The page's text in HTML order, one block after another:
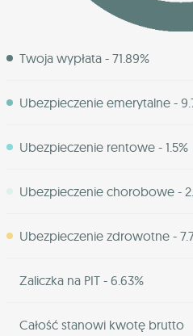
Twoja wypłata - 71.89%
Ubezpieczenie emerytalne -
Ubezpieczenie rentowe - 1.5%
Ubezpieczenie chorobowe -
Ubezpieczenie zdrowotne -
Zaliczka na PIT - 6.63%
Całość stanowi kwotę brutto